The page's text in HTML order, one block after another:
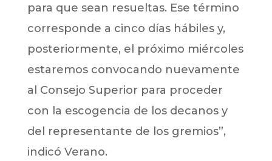
para que sean resueltas. Ese término
corresponde a cinco días hábiles y,
posteriormente, el próximo miércoles
estaremos convocando nuevamente
al Consejo Superior para proceder
con la escogencia de los decanos y
del representante de los gremios”,
indicó Verano.